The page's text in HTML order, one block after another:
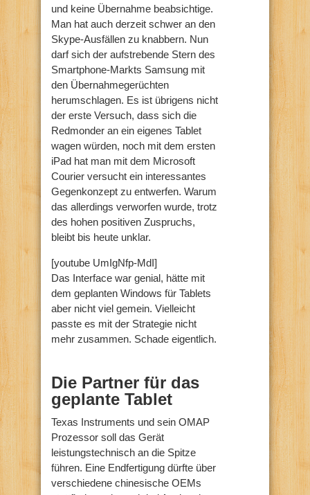
und keine Übernahme beabsichtige.
Man hat auch derzeit schwer an den
Skype-Ausfällen zu knabbern. Nun
darf sich der aufstrebende Stern des
Smartphone-Markts Samsung mit
den Übernahmegerüchten
herumschlagen. Es ist übrigens nicht
der erste Versuch, dass sich die
Redmonder an ein eigenes Tablet
wagen würden, noch mit dem ersten
iPad hat man mit dem Microsoft
Courier versucht ein interessantes
Gegenkonzept zu entwerfen. Warum
das allerdings verworfen wurde, trotz
des hohen positiven Zuspruchs,
bleibt bis heute unklar.
[youtube UmIgNfp-MdI]
Das Interface war genial, hätte mit
dem geplanten Windows für Tablets
aber nicht viel gemein. Vielleicht
passte es mit der Strategie nicht
mehr zusammen. Schade eigentlich.
Die Partner für das
geplante Tablet
Texas Instruments und sein OMAP
Prozessor soll das Gerät
leistungstechnisch an die Spitze
führen. Eine Endfertigung dürfte über
verschiedene chinesische OEMs